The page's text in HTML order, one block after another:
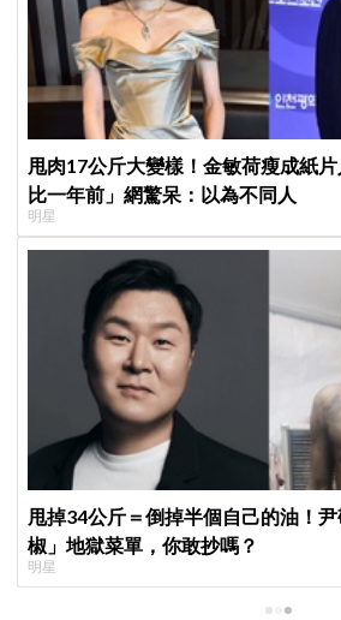
甩肉17公斤大變樣！金敏荷瘦成紙
比一年前」網驚呆：以為不同人
明星
甩掉34公斤＝倒掉半個自己的油！
椒」地獄菜單，你敢抄嗎？
明星